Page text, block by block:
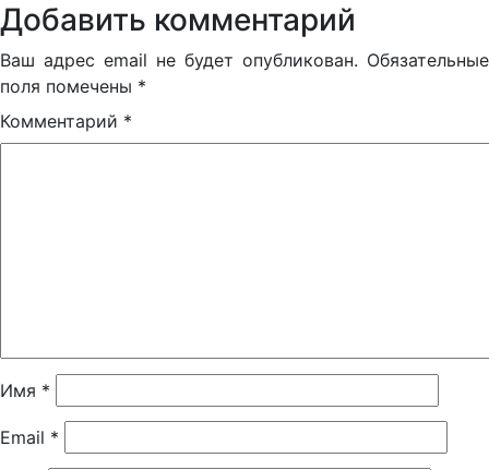
Добавить комментарий
Ваш адрес email не будет опубликован. Обязательные
поля помечены *
Комментарий *
Имя *
Email *